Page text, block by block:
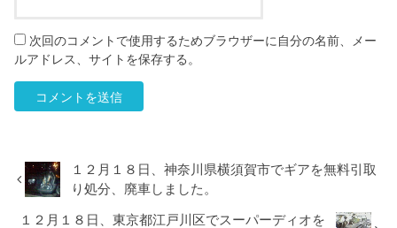
次回のコメントで使用するためブラウザーに自分の名前、メー
ルアドレス、サイトを保存する。
１２月１８日、神奈川県横須賀市でギアを無料引取
り処分、廃車しました。
１２月１８日、東京都江戸川区でスーパーディオを